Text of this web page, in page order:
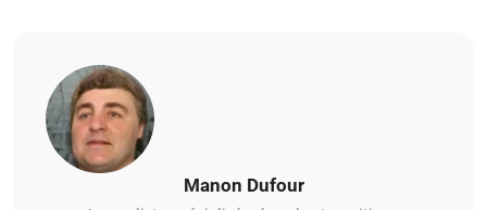
Manon Dufour